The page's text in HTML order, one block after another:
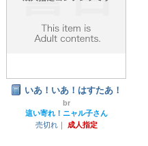
いあ！いあ！はすたあ！
br
這い寄れ！ニャル子さん
売切れ｜
成人指定